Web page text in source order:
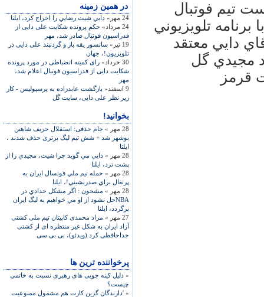
در همين زمينه
24 مهر»
دايي شيث رضايي را اخراج كرد، ایلنا
24 مرداد»
حکم پرونده شکایت علی دایی از
فدراسیون فوتبال صادر شد، مهر
19 تیر»
سانسور یقه باز و گردنبند علی دایی در
تلویزیون!، جهان
30 خرداد»
رای کمیته انضباطی در مورد پرونده
شکایت دایی از فدراسیون فوتبال اعلام شد،
مهر
9 اسفند»
بازگشت عابدزاده به پرسپولیس - کار
زیر نظر علی دایی، سایت گل
بخوانید!
28 مهر »
جام حذفی: استقلال حريف شاهين
بوشهر شد + شش تیم لیگ برتری حذف شدند ،
ایلنا
28 مهر »
دايي مي گويد چرا شيث، مجيدي را از
پشت نزد، ايلنا
28 مهر »
حمله تيم ملي فوتسال ايران به
پرتغال براي صدرنشيني!، ایلنا
28 مهر »
مشحون : اگر مشكل حدادي در
NBA‌حل نشود از او مي خواهيم به ليگ ايران
برگردد، ایلنا
27 مهر »
مراد محمدی کاپیتان تیم ملی کشتی
آزاد ایران به شکل غیر منتظره ای از کشتی
خداحافظی کرد (ویدئو)، بی بی سی
پرخواننده ترین ها
» دلیل کینه جویی های رهبری نسبت به خاتمی
چیست؟
» 'دارندگان گرین کارت هم مشمول ممنوعیت
تيم فوتبال
تلويزيوني
دايي معتقد
مجيدي گل
قرمز